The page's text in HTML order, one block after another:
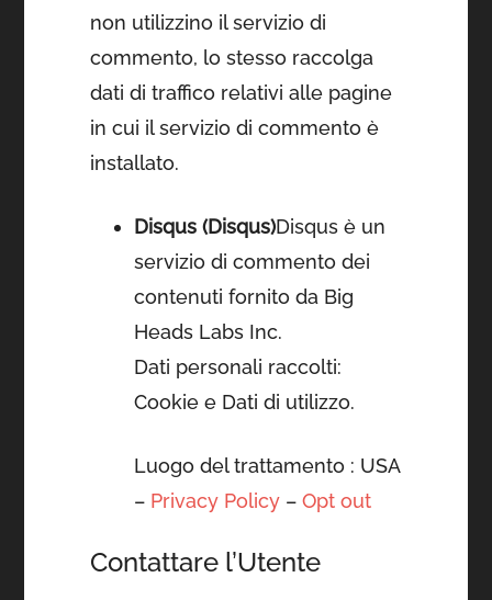
non utilizzino il servizio di
commento, lo stesso raccolga
dati di traffico relativi alle pagine
in cui il servizio di commento è
installato.
Disqus (Disqus)Disqus è un
servizio di commento dei
contenuti fornito da Big
Heads Labs Inc.
Dati personali raccolti:
Cookie e Dati di utilizzo.
Luogo del trattamento : USA
– Privacy Policy –Opt out
Contattare l’Utente